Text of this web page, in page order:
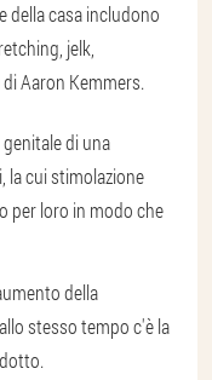
della casa includono
jelk,
Aaron Kemmers.
di una
la cui stimolazione
per loro in modo che
della
stesso tempo c'è la